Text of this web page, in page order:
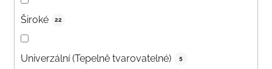
Široké 22
Univerzální (Tepelně tvarovatelné) 5